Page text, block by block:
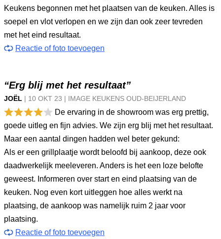
Keukens begonnen met het plaatsen van de keuken. Alles is
soepel en vlot verlopen en we zijn dan ook zeer tevreden
met het eind resultaat.
Reactie of foto toevoegen
“Erg blij met het resultaat”
JOËL | 10 OKT 23 | IMAGE KEUKENS OUD-BEIJERLAND
De ervaring in de showroom was erg prettig,
goede uitleg en fijn advies. We zijn erg blij met het resultaat.
Maar een aantal dingen hadden wel beter gekund:
Als er een grillplaatje wordt beloofd bij aankoop, deze ook
daadwerkelijk meeleveren. Anders is het een loze belofte
geweest. Informeren over start en eind plaatsing van de
keuken. Nog even kort uitleggen hoe alles werkt na
plaatsing, de aankoop was namelijk ruim 2 jaar voor
plaatsing.
Reactie of foto toevoegen